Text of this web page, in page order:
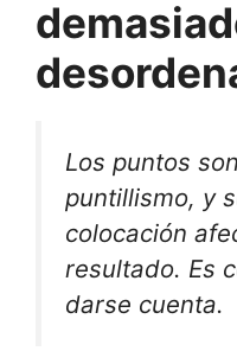
Los puntos
puntillismo, y
colocación
resultado. Es
darse cuenta.